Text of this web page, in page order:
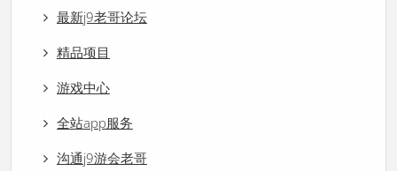
最新j9老哥论坛
精品项目
游戏中心
全站app服务
沟通j9游会老哥